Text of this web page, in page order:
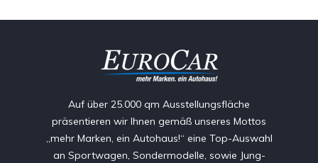
Auf über 25.000 qm Ausstellungsfläche
präsentieren wir Ihnen gemäß unseres Mottos
„mehr Marken, ein Autohaus!“ eine Top-Auswahl
an Sportwagen, Sondermodelle, sowie Jung-